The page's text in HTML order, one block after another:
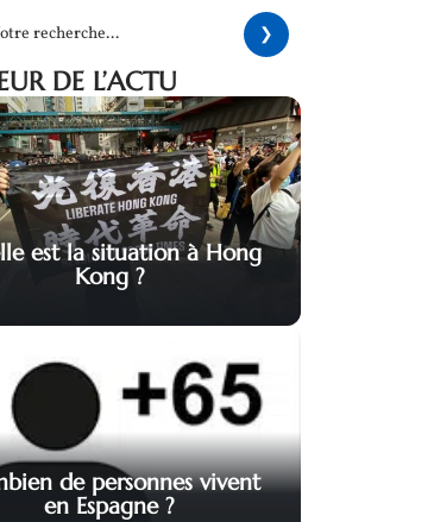
DE L’ACTU
est la situation à Hong
Kong ?
de personnes vivent
en Espagne ?